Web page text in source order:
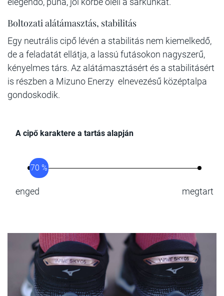
Boltozati alátámasztás, stabilitás
Egy neutrális cipő lévén a stabilitás nem kiemelkedő,
de a feladatát ellátja, a lassú futásokon nagyszerű,
kényelmes társ. Az alátámasztásért és a stabilitásért
is részben a Mizuno Enerzy elnevezésű középtalpa
gondoskodik.
A cipő karaktere a tartás alapján
70 %
enged megtart